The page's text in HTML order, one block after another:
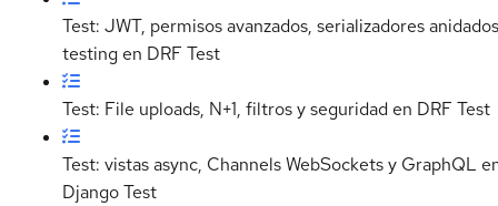
Test: JWT, permisos avanzados, serializadores
testing en DRF Test
Test: File uploads, N+1, filtros y seguridad en DRF Test
Test: vistas async, Channels WebSockets y GraphQL
DjangoTest